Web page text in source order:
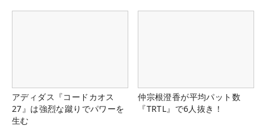
アディダス『コードカオス
27』は強烈な蹴りでパワーを
生む
仲宗根澄香が平均パット数
『TRTL』で6人抜き！